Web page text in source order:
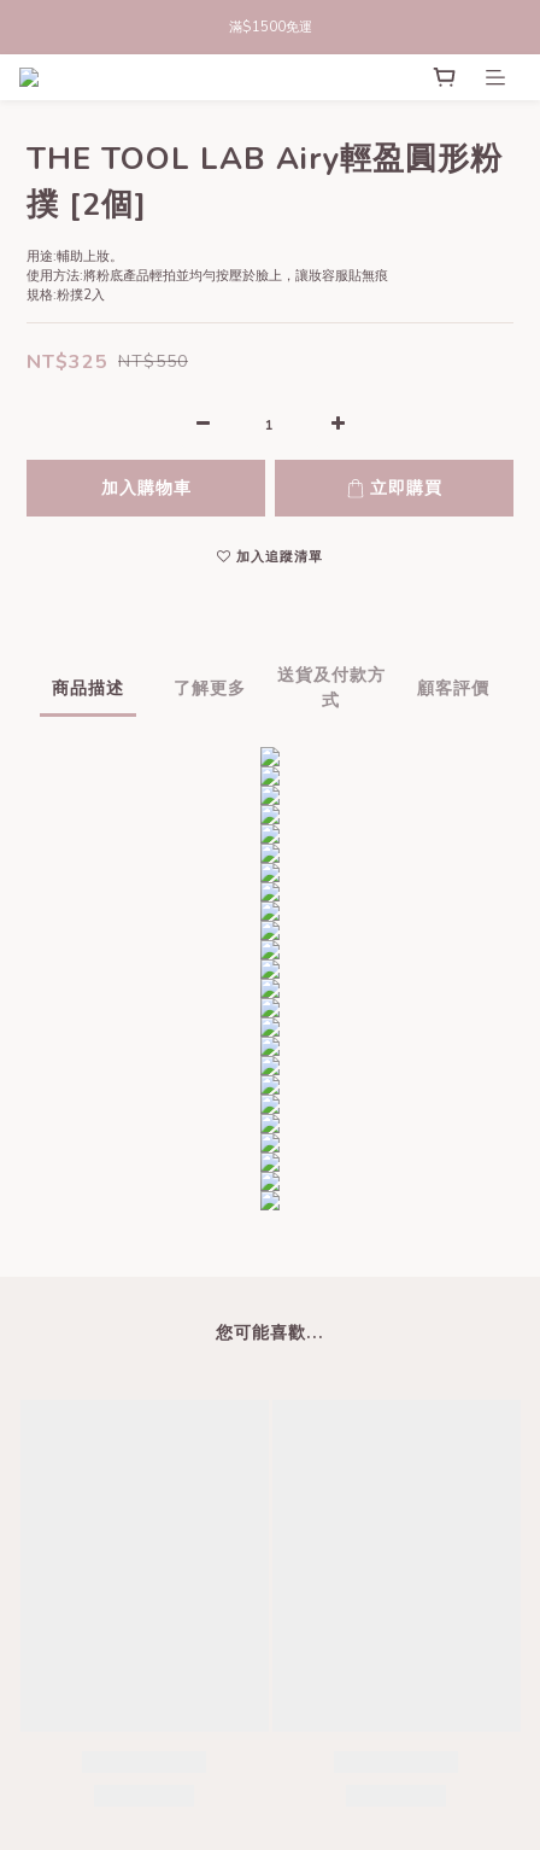
立即註冊官網會員，領50元商品折價券
滿$1500免運
THE TOOL LAB Airy輕盈圓形粉
撲 [2個]
用途:輔助上妝。
使用方法:將粉底產品輕拍並均勻按壓於臉上，讓妝容服貼無痕
規格:粉撲2入
NT$325 NT$550
加入購物車 立即購買
加入追蹤清單
商品描述 了解更多
送貨及付款方
式
顧客評價
您可能喜歡...